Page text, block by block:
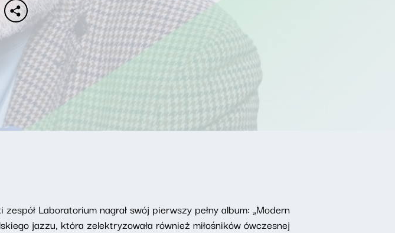
Laboratorium nagrał swój pierwszy pełny album: „Modern
jazzu, która zelektryzowała również miłośników ówczesnej